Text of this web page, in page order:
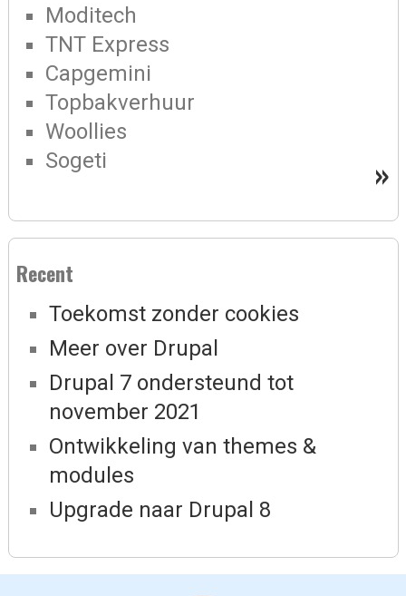
Moditech
TNT Express
Capgemini
Topbakverhuur
Woollies
Sogeti
»
Recent
Toekomst zonder cookies
Meer over Drupal
Drupal 7 ondersteund tot
november 2021
Ontwikkeling van themes &
modules
Upgrade naar Drupal 8